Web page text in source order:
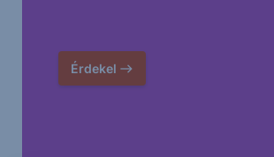
Érdekel